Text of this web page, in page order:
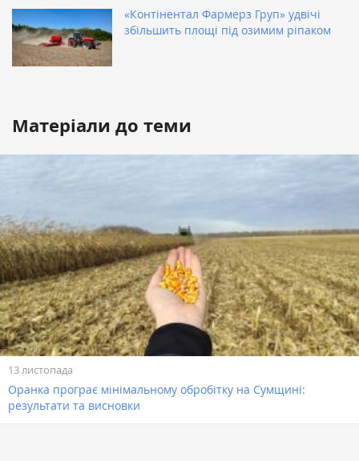
«Контінентал Фармерз Груп» удвічі
збільшить площі під озимим ріпаком
Матеріали до теми
13 листопада
Оранка програє мінімальному обробітку на Сумщині:
результати та висновки